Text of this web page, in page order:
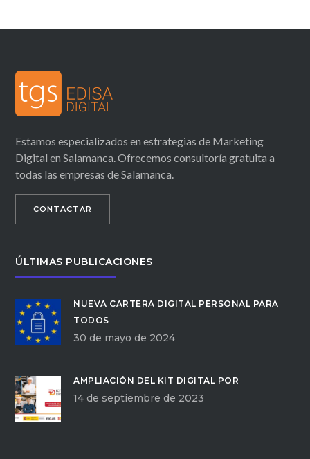
Estamos especializados en estrategias de Marketing
Digital en Salamanca. Ofrecemos consultoría gratuita a
todas las empresas de Salamanca.
CONTACTAR
ÚLTIMAS PUBLICACIONES
NUEVA CARTERA DIGITAL PERSONAL PARA
TODOS
30 de mayo de 2024
AMPLIACIÓN DEL KIT DIGITAL POR
14 de septiembre de 2023